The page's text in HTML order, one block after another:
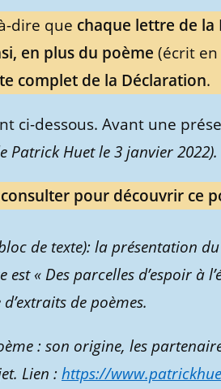
dire que chaque lettre de la
en plus du poème (écrit
complet de la Déclaration.
ci-dessous. Avant une
Patrick Huet le 3 janvier 2022).
consulter pour découvrir ce
de texte): la présentation
« Des parcelles d’espoir à
de poèmes.
: son origine, les
Lien : https://